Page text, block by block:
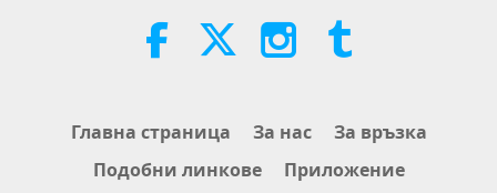
19:31
Pierre Gassendi (vegetarian), Part
2 of 2
The Legend of the Star Apple
Tree, Part 2 of 2
Главна страница За нас
За връзка
Подобни линкове
Приложение